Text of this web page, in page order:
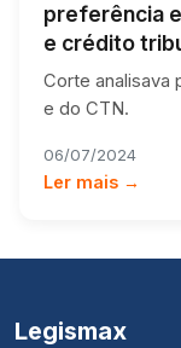
preferência
e crédito
Corte analisava
e do CTN.
06/07/2024
Ler mais →
Legismax